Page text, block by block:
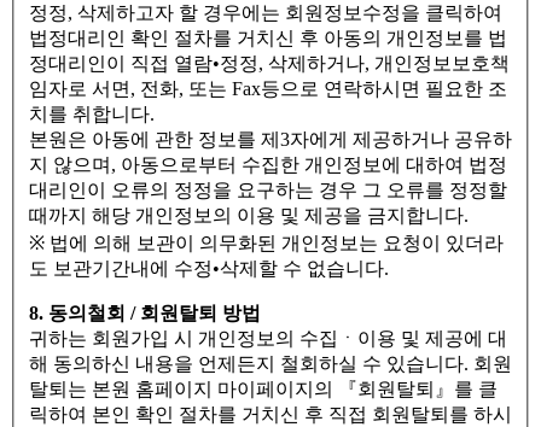
정정, 삭제하고자 할 경우에는 회원정보수정을 클릭하여
법정대리인 확인 절차를 거치신 후 아동의 개인정보를 법
정대리인이 직접 열람•정정, 삭제하거나, 개인정보보호책
임자로 서면, 전화, 또는 Fax등으로 연락하시면 필요한 조
치를 취합니다.
본원은 아동에 관한 정보를 제3자에게 제공하거나 공유하
지 않으며, 아동으로부터 수집한 개인정보에 대하여 법정
대리인이 오류의 정정을 요구하는 경우 그 오류를 정정할
때까지 해당 개인정보의 이용 및 제공을 금지합니다.
※ 법에 의해 보관이 의무화된 개인정보는 요청이 있더라
도 보관기간내에 수정•삭제할 수 없습니다.
8. 동의철회 / 회원탈퇴 방법
귀하는 회원가입 시 개인정보의 수집ㆍ이용 및 제공에 대
해 동의하신 내용을 언제든지 철회하실 수 있습니다. 회원
탈퇴는 본원 홈페이지 마이페이지의 『회원탈퇴』를 클
릭하여 본인 확인 절차를 거치신 후 직접 회원탈퇴를 하시